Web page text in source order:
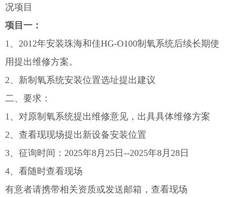
况项目
项目一 ：
1、2012年安装珠海和佳HG-O100制氧系统后续长期使
用提出维修方案。
2、新制氧系统安装位置选址提出建议
二、要求：
1、对原制氧系统提出维修意见，出具具体维修方案
2、查看现现场提出新设备安装位置
3、征询时间：2025年8月25日--2025年8月28日
4、看随时查看现场
有意者请携带相关资质或发送邮箱，查看现场